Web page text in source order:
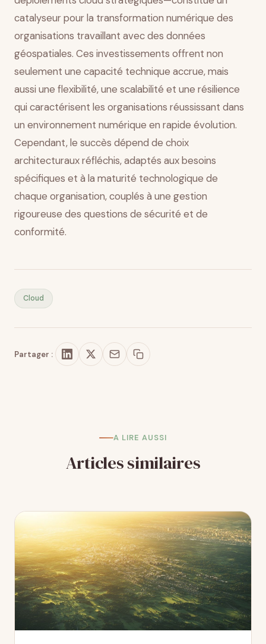
catalyseur pour la transformation numérique des
organisations travaillant avec des données
géospatiales. Ces investissements offrent non
seulement une capacité technique accrue, mais
aussi une flexibilité, une scalabilité et une résilience
qui caractérisent les organisations réussissant dans
un environnement numérique en rapide évolution.
Cependant, le succès dépend de choix
architecturaux réfléchis, adaptés aux besoins
spécifiques et à la maturité technologique de
chaque organisation, couplés à une gestion
rigoureuse des questions de sécurité et de
conformité.
Cloud
Partager :
A LIRE AUSSI
Articles similaires